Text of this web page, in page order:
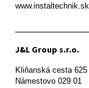
www.instaltechnik.sk
J&L Group s.r.o.
Kliňanská cesta 625
Námestovo 029 01